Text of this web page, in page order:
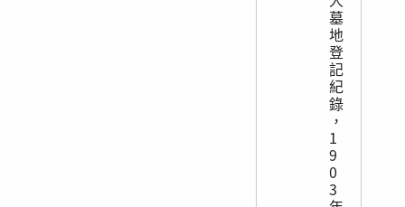
墓
地
登
記
紀
錄
，
1
9
0
3